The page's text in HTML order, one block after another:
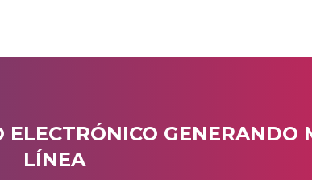
GENERANDO
LÍNEA